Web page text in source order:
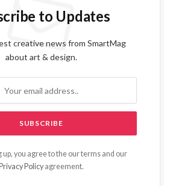
to Updates
creative news from SmartMag
about art & design.
up, you agree to the our terms and our
Privacy Policy agreement.